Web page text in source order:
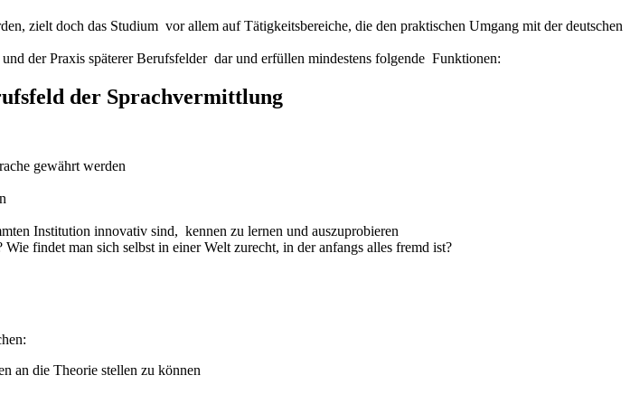
zielt doch das Studium vor allem auf Tätigkeitsbereiche, die den praktischen Umgang mit der deutschen
der Praxis späterer Berufsfelder dar und erfüllen mindestens folgende Funktionen:
der Sprachvermittlung
gewährt werden
Institution innovativ sind, kennen zu lernen und auszuprobieren
findet man sich selbst in einer Welt zurecht, in der anfangs alles fremd ist?
an die Theorie stellen zu können